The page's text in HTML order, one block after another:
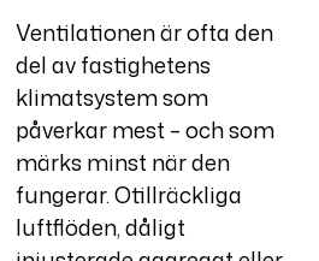
Ventilationen är ofta den
del av fastighetens
klimatsystem som
påverkar mest – och som
märks minst när den
fungerar. Otillräckliga
luftflöden, dåligt